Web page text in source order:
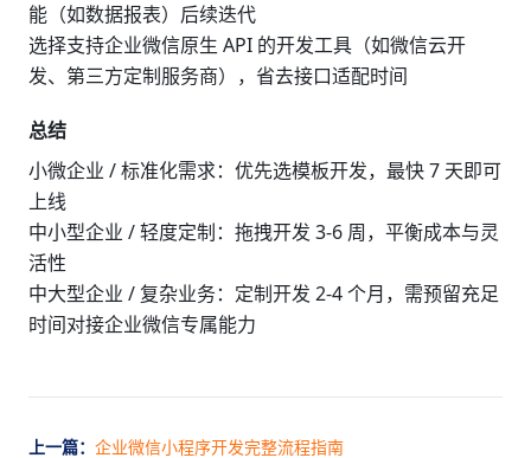
能（如数据报表）后续迭代
选择支持企业微信原生 API 的开发工具（如微信云开
发、第三方定制服务商），省去接口适配时间
总结
小微企业 / 标准化需求：优先选模板开发，最快 7 天即可
上线
中小型企业 / 轻度定制：拖拽开发 3-6 周，平衡成本与灵
活性
中大型企业 / 复杂业务：定制开发 2-4 个月，需预留充足
时间对接企业微信专属能力
上一篇： 企业微信小程序开发完整流程指南